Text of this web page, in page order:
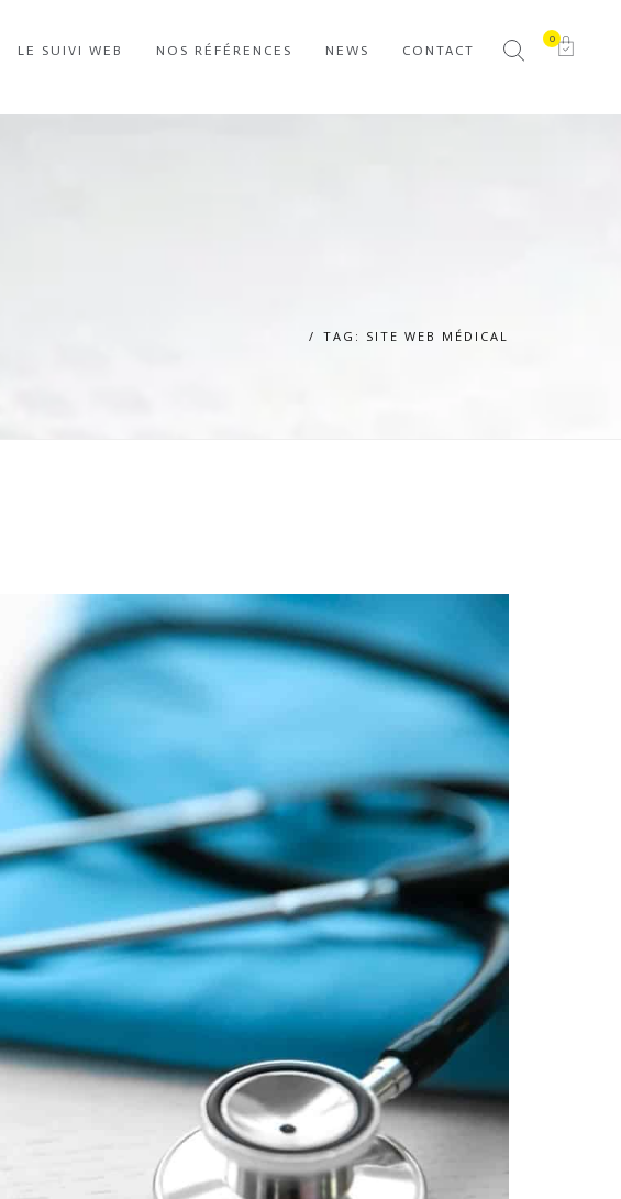
0
LE SUIVI WEB NOS RÉFÉRENCES NEWS CONTACT
TAG: SITE WEB MÉDICAL